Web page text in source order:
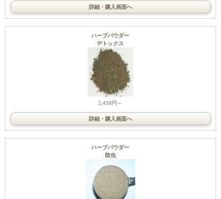
詳細・購入画面へ
ハーブパウダー
デトックス
2,430円～
詳細・購入画面へ
ハーブパウダー
防虫